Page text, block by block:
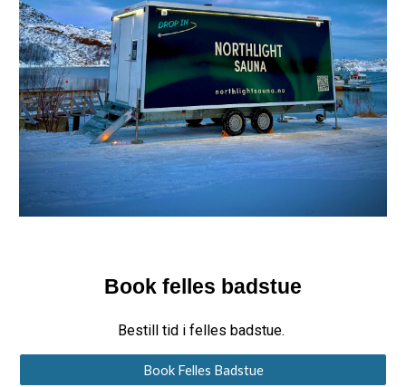
Book felles badstue
Bestill tid i felles badstue.
Book Felles Badstue